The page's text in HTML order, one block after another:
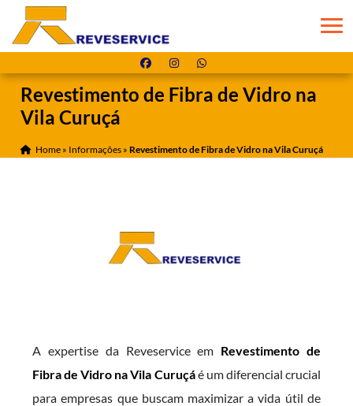
Revestimento de Fibra de Vidro na
Vila Curuçá
Home » Informações » Revestimento de Fibra de Vidro na Vila Curuçá
A expertise da Reveservice em Revestimento de
Fibra de Vidro na Vila Curuçáé um diferencial crucial
para empresas que buscam maximizar a vida útil de